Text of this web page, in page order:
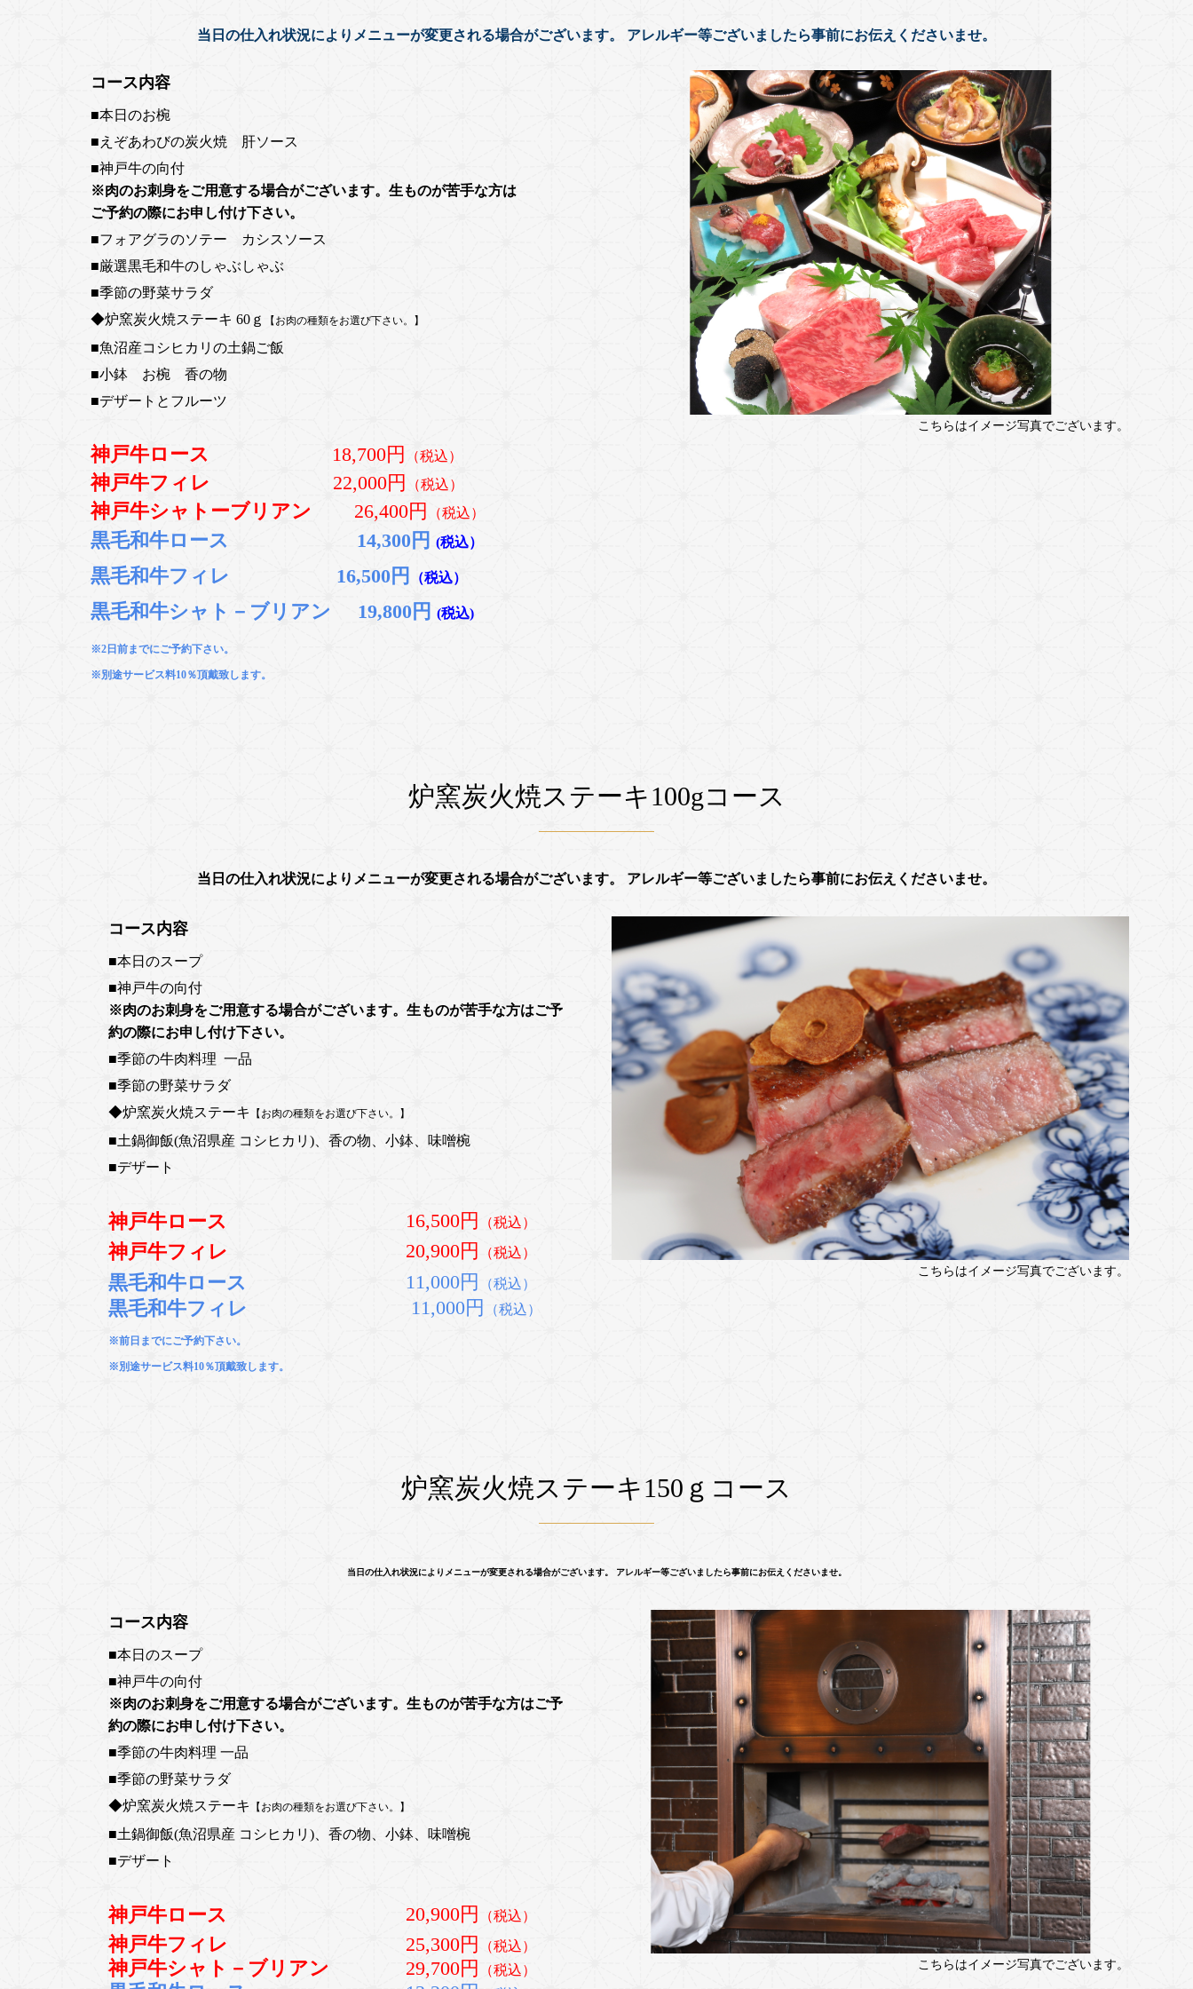
当日の仕入れ状況によりメニューが変更される場合がございます。 アレルギー等ございましたら事前にお伝えくださいませ。
こちらはイメージ写真でございます。
コース内容
■本日のお椀
■えぞあわびの炭火焼 肝ソース
■神戸牛の向付
※肉のお刺身をご用意する場合がございます。生ものが苦手な方は
ご予約の際にお申し付け下さい。
■フォアグラのソテー カシスソース
■厳選黒毛和牛のしゃぶしゃぶ
■季節の野菜サラダ
◆炉窯炭火焼ステーキ 60ｇ
【お肉の種類をお選び下さい。】
■魚沼産コシヒカリの土鍋ご飯
■小鉢 お椀 香の物
■デザートとフルーツ
神戸牛ロース 18,700円 （税込）
神戸牛フィレ 22,000円 （税込）
神戸牛シャトーブリアン 26,400円 （税込）
黒毛和牛ロース 14,300円 (税込）
黒毛和牛フィレ 16,500円 （税込）
黒毛和牛シャト－ブリアン 19,800円 (税込)
※2日前までにご予約下さい。
※別途サービス料10％頂戴致します。
炉窯炭火焼ステーキ100gコース
当日の仕入れ状況によりメニューが変更される場合がございます。 アレルギー等ございましたら事前にお伝えくださいませ。
こちらはイメージ写真でございます。
コース内容
■本日のスープ
■神戸牛の向付
※肉のお刺身をご用意する場合がございます。生ものが苦手な方はご予
約の際にお申し付け下さい。
■季節の牛肉料理 一品
■季節の野菜サラダ
◆炉窯炭火焼ステーキ
【お肉の種類をお選び下さい。】
■土鍋御飯(魚沼県産 コシヒカリ)、香の物、小鉢、味噌椀
■デザート
神戸牛ロース 16,500円 （税込）
神戸牛フィレ 20,900円 （税込）
黒毛和牛ロース 11,000円 （税込）
黒毛和牛フ ィレ 11,000 円 （税込）
※前日までにご予約下さい。
※別途サービス料10％頂戴致します。
炉窯炭火焼ステーキ150ｇコース
当日の仕入れ状況によりメニューが変更される場合がございます。 アレルギー等ございましたら事前にお伝えくださいませ。
こちらはイメージ写真でございます。
コース内容
■本日のスープ
■神戸牛の向付
※肉のお刺身をご用意する場合がございます。生ものが苦手な方はご予
約の際にお申し付け下さい。
■季節の牛肉料理 一品
■季節の野菜サラダ
◆炉窯炭火焼ステーキ
【お肉の種類をお選び下さい。】
■土鍋御飯(魚沼県産 コシヒカリ)、香の物、小鉢、味噌椀
■デザート
神戸牛ロース 20,900円 （税込）
神戸牛フィレ 25,300円 （税込）
神戸牛シャト－ブリアン 29,700円 （税込）